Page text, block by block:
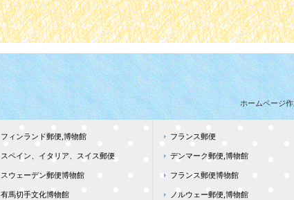
ホームページ
フィンランド郵便,博物館
スペイン、イタリア、スイス郵便
スウェーデン郵便博物館
有馬切手文化博物館
フランス郵便
デンマーク郵便,博物館
フランス郵便博物館
ノルウェー郵便,博物館